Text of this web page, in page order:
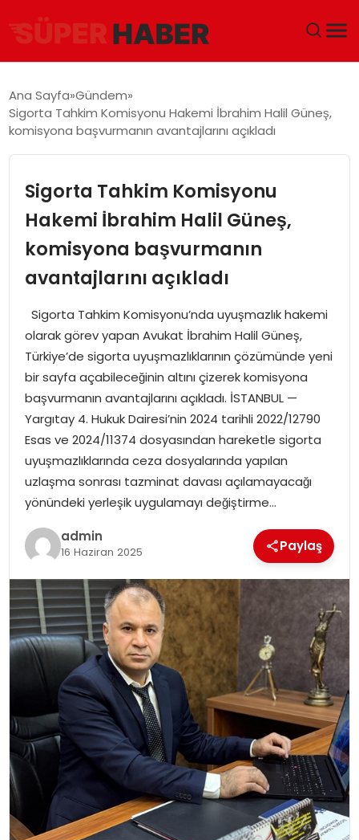
GÜNDEM
EĞITIM
EKONOMI
SAĞLIK
SIYASET
SPOR
TEKNOLOJI
YAŞAM
Ana Sayfa Gündem
Sigorta Tahkim Komisyonu Hakemi İbrahim Halil Güneş,
komisyona başvurmanın avantajlarını açıkladı
Sigorta Tahkim Komisyonu
Hakemi İbrahim Halil Güneş,
komisyona başvurmanın
avantajlarını açıkladı
Sigorta Tahkim Komisyonu’nda uyuşmazlık hakemi
olarak görev yapan Avukat İbrahim Halil Güneş,
Türkiye’de sigorta uyuşmazlıklarının çözümünde yeni
bir sayfa açabileceğinin altını çizerek komisyona
başvurmanın avantajlarını açıkladı. İSTANBUL —
Yargıtay 4. Hukuk Dairesi’nin 2024 tarihli 2022/12790
Esas ve 2024/11374 dosyasından hareketle sigorta
uyuşmazlıklarında ceza dosyalarında yapılan
uzlaşma sonrası tazminat davası açılamayacağı
yönündeki yerleşik uygulamayı değiştirme…
admin
16 Haziran 2025 Paylaş